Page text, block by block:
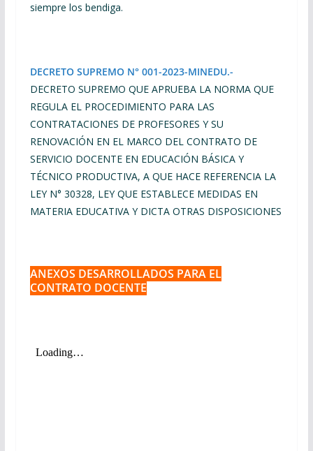
siempre los bendiga.
DECRETO SUPREMO N° 001-2023-MINEDU.-
DECRETO SUPREMO QUE APRUEBA LA NORMA QUE
REGULA EL PROCEDIMIENTO PARA LAS
CONTRATACIONES DE PROFESORES Y SU
RENOVACIÓN EN EL MARCO DEL CONTRATO DE
SERVICIO DOCENTE EN EDUCACIÓN BÁSICA Y
TÉCNICO PRODUCTIVA, A QUE HACE REFERENCIA LA
LEY N° 30328, LEY QUE ESTABLECE MEDIDAS EN
MATERIA EDUCATIVA Y DICTA OTRAS DISPOSICIONES
ANEXOS DESARROLLADOS PARA EL
CONTRATO DOCENTE